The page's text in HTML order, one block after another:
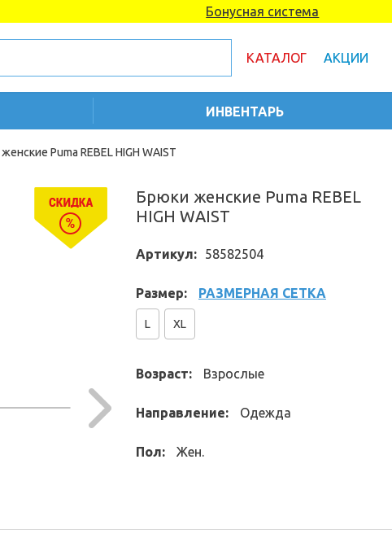
Бонусная система
КАТАЛОГ АКЦИИ
ИНВЕНТАРЬ
Puma REBEL HIGH WAIST
Брюки женские Puma REBEL
HIGH WAIST
Артикул: 58582504
Размер: РАЗМЕРНАЯ СЕТКА
L XL
Возраст: Взрослые
Направление: Одежда
Пол: Жен.